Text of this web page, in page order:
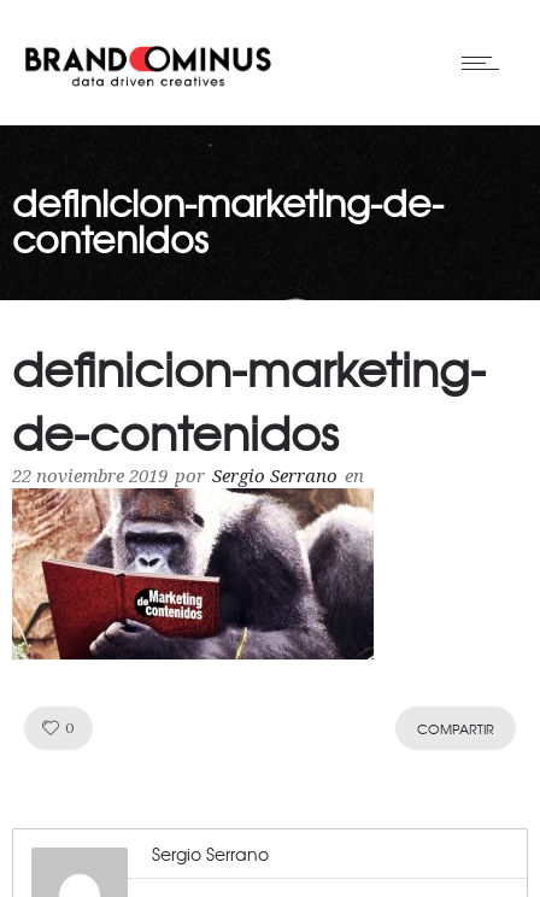
definicion-marketing-de-
contenidos
definicion-marketing-
de-contenidos
22 noviembre 2019 por Sergio Serrano en
0 COMPARTIR
Sergio Serrano